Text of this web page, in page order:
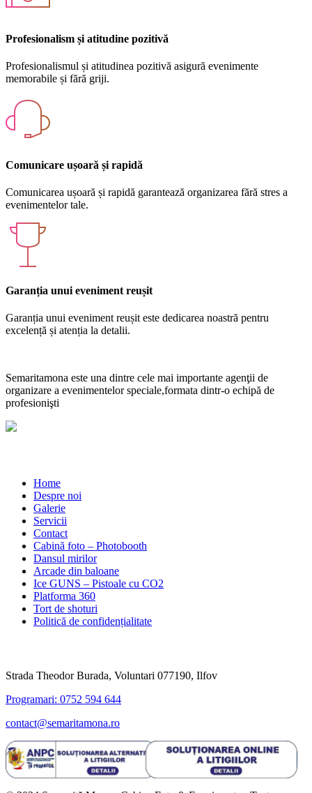
Profesionalism și atitudine pozitivă
Profesionalismul și atitudinea pozitivă asigură evenimente
memorabile și fără griji.
Comunicare ușoară și rapidă
Comunicarea ușoară și rapidă garantează organizarea fără stres a
evenimentelor tale.
Garanția unui eveniment reușit
Garanția unui eveniment reușit este dedicarea noastră pentru
excelență și atenția la detalii.
Semaritamona este una dintre cele mai importante agenţii de
organizare a evenimentelor speciale,formata dintr-o echipă de
profesionişti
Home
Despre noi
Galerie
Servicii
Contact
Cabină foto – Photobooth
Dansul mirilor
Arcade din baloane
Ice GUNS – Pistoale cu CO2
Platforma 360
Tort de shoturi
Politică de confidențialitate
Strada Theodor Burada, Voluntari 077190, Ilfov
Programari: 0752 594 644
contact@semaritamona.ro